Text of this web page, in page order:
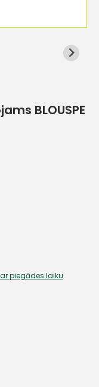
BLOUSPE
piegādes laiku